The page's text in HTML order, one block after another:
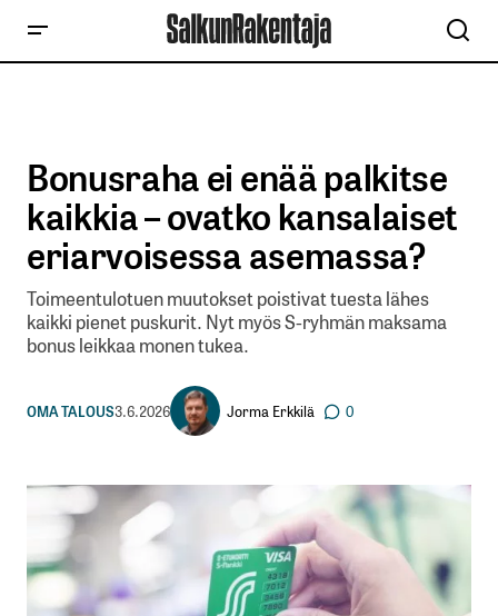
Bonusraha ei enää palkitse
kaikkia – ovatko kansalaiset
eriarvoisessa asemassa?
Toimeentulotuen muutokset poistivat tuesta lähes
kaikki pienet puskurit. Nyt myös S-ryhmän maksama
bonus leikkaa monen tukea.
OMA TALOUS3.6.2026 Jorma Erkkilä 0